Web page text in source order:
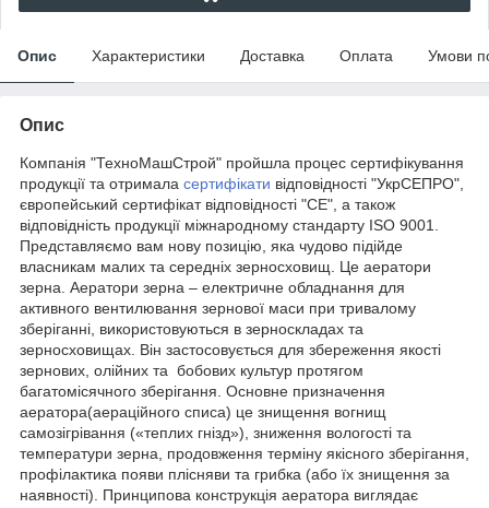
Опис Характеристики Доставка Оплата Умови
Опис
Компанія "ТехноМашСтрой" пройшла процес сертифікування
продукції та отримала сертифікати відповідності "УкрСЕПРО",
європейський сертифікат відповідності "СЕ", а також
відповідність продукції міжнародному стандарту ISO 9001.
Представляємо вам нову позицію, яка чудово підійде
власникам малих та середніх зерносховищ. Це аератори
зерна. Аератори зерна – електричне обладнання для
активного вентилювання зернової маси при тривалому
зберіганні, використовуються в зерноскладах та
зерносховищах. Він застосовується для збереження якості
зернових, олійних та бобових культур протягом
багатомісячного зберігання. Основне призначення
аератора(аераційного списа) це знищення вогнищ
самозігрівання («теплих гнізд»), зниження вологості та
температури зерна, продовження терміну якісного зберігання,
профілактика появи плісняви та грибка (або їх знищення за
наявності). Принципова конструкція аератора виглядає